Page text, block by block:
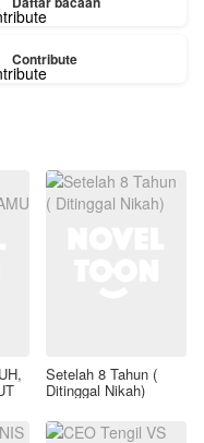
Contribute
Setelah 8 Tahun (
Ditinggal Nikah)